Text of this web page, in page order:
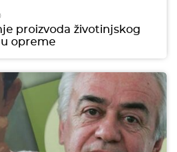
proizvoda životinjskog
opreme